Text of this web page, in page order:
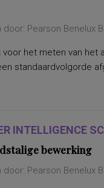
Pearson Benelux
het meten van het
standaardvolgorde
INTELLIGENCE
bewerking
Pearson Benelux